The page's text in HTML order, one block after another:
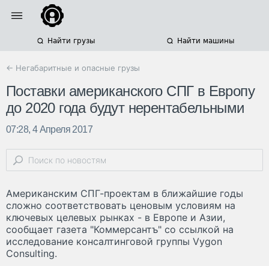
Найти грузы Найти машины
← Негабаритные и опасные грузы
Поставки американского СПГ в Европу
до 2020 года будут нерентабельными
07:28, 4 Апреля 2017
Американским СПГ-проектам в ближайшие годы
сложно соответствовать ценовым условиям на
ключевых целевых рынках - в Европе и Азии,
сообщает газета "Коммерсантъ" со ссылкой на
исследование консалтинговой группы Vygon
Consulting.